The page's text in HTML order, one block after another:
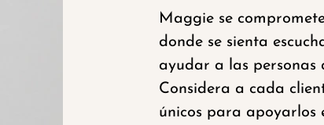
Maggie se
donde se sienta
ayudar a las personas
Considera a cada
únicos para apoyarlos